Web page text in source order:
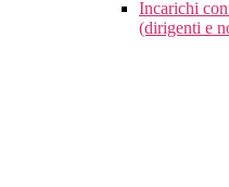
Incarichi
(dirigenti e